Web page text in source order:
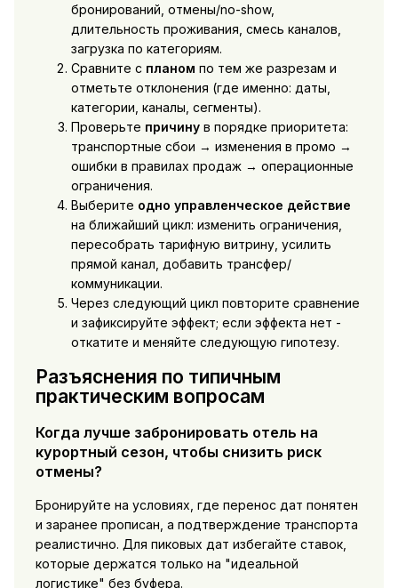
бронирований, отмены/no-show,
длительность проживания, смесь каналов,
загрузка по категориям.
Сравните с планом по тем же разрезам и
отметьте отклонения (где именно: даты,
категории, каналы, сегменты).
Проверьте причинув порядке приоритета:
транспортные сбои → изменения в промо →
ошибки в правилах продаж → операционные
ограничения.
Выберите одно управленческое действие
на ближайший цикл: изменить ограничения,
пересобрать тарифную витрину, усилить
прямой канал, добавить трансфер/
коммуникации.
Через следующий цикл повторите сравнение
и зафиксируйте эффект; если эффекта нет -
откатите и меняйте следующую гипотезу.
Разъяснения по типичным
практическим вопросам
Когда лучше забронировать отель на
курортный сезон, чтобы снизить риск
отмены?
Бронируйте на условиях, где перенос дат понятен
и заранее прописан, а подтверждение транспорта
реалистично. Для пиковых дат избегайте ставок,
которые держатся только на "идеальной
логистике" без буфера.